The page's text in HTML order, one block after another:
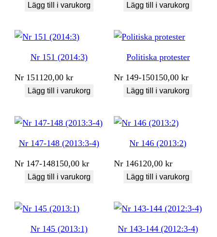
Lägg till i varukorg Lägg till i varukorg
Nr 151 (2014:3)
Nr 151120,00kr
Lägg till i varukorg
Politiska protester
Nr 149-150150,00kr
Lägg till i varukorg
Nr 147-148 (2013:3-4)
Nr 147-148150,00kr
Lägg till i varukorg
Nr 146 (2013:2)
Nr 146120,00kr
Lägg till i varukorg
Nr 145 (2013:1) Nr 143-144 (2012:3-4)